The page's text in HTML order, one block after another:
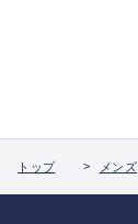
トップ メンズ